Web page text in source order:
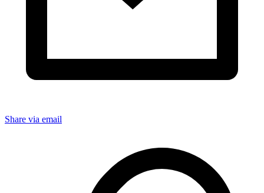
Share via email